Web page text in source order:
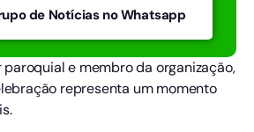
de Notícias no Whatsapp
e membro da organização,
representa um momento